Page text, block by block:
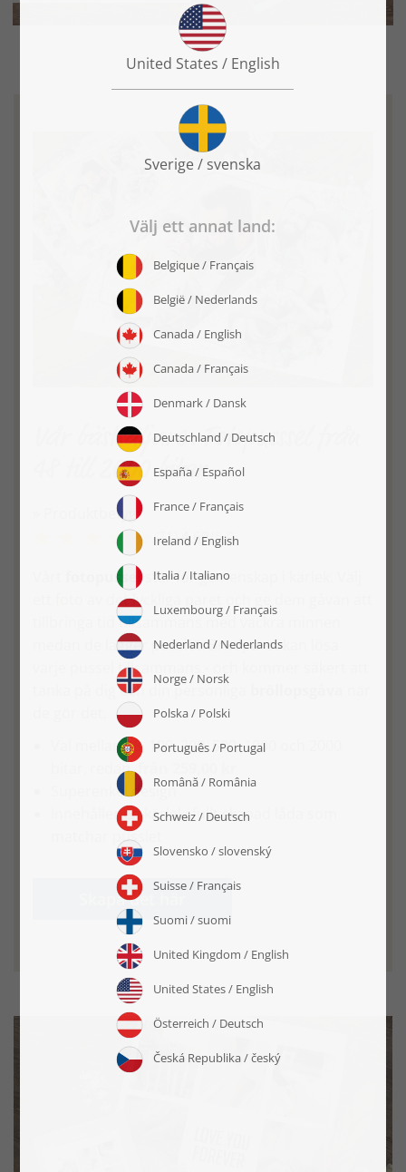
Vår bästsäljare: Fotopusssel från
48 till 2000 bitar
» Produktbetyg:
(71)4,69/5,0
fotopussel står för gemenskap i kärlek. Välj
ett foto av det lyckliga paret och ge dem gåvan att
tillbringa tid tillsammans med vackra minnen
medan de lägger pusslet. Brudparet kan lösa
varje pussel tillsammans - och kommer säkert att
tänka på dig och din personliga
Val mellan 48, 100, 200, 500, 1000 och 2000
redan
Superenkel design
Innehåller en kärleksfullt skapad låda som
matchar pusslet
Skapa det här